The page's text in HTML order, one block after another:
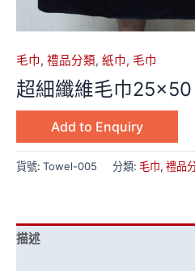
毛巾, 禮品分類, 紙巾, 毛巾
超細纖維毛巾
Add to Enquiry
貨號: Towel-005 分類: 毛巾, 禮品
描述